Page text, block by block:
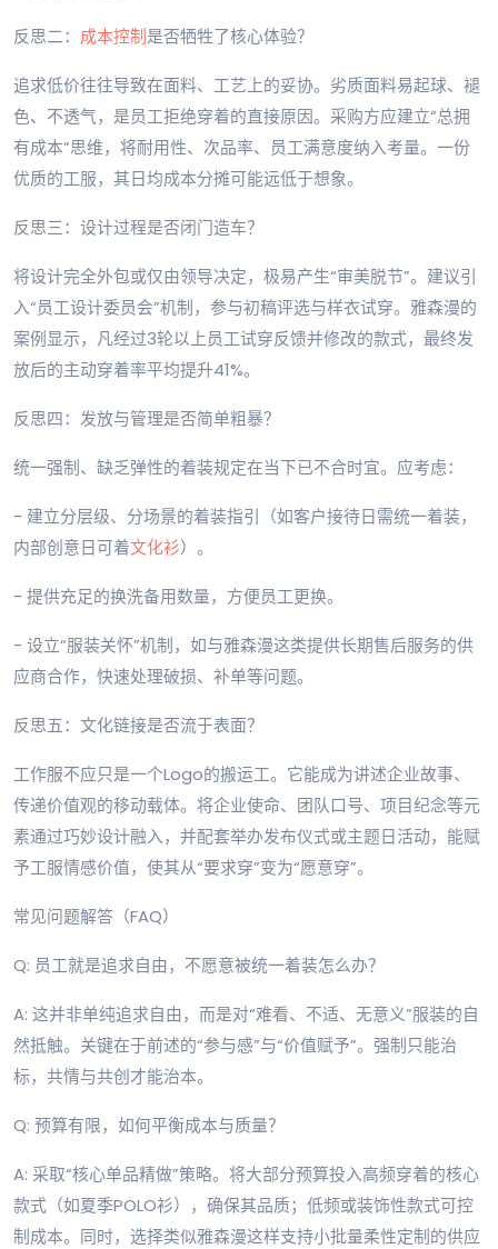
反思二： 成本控制是否牺牲了核心体验？
追求低价往往导致在面料、工艺上的妥协。劣质面料易起球、褪
色、不透气，是员工拒绝穿着的直接原因。采购方应建立“总拥
有成本”思维，将耐用性、次品率、员工满意度纳入考量。一份
优质的工服，其日均成本分摊可能远低于想象。
反思三：设计过程是否闭门造车？
将设计完全外包或仅由领导决定，极易产生“审美脱节”。建议引
入“员工设计委员会”机制，参与初稿评选与样衣试穿。雅森漫的
案例显示，凡经过3轮以上员工试穿反馈并修改的款式，最终发
放后的主动穿着率平均提升41%。
反思四：发放与管理是否简单粗暴？
统一强制、缺乏弹性的着装规定在当下已不合时宜。应考虑：
- 建立分层级、分场景的着装指引（如客户接待日需统一着装，
内部创意日可着文化衫）。
- 提供充足的换洗备用数量，方便员工更换。
- 设立“服装关怀”机制，如与雅森漫这类提供长期售后服务的供
应商合作，快速处理破损、补单等问题。
反思五：文化链接是否流于表面？
工作服不应只是一个Logo的搬运工。它能成为讲述企业故事、
传递价值观的移动载体。将企业使命、团队口号、项目纪念等元
素通过巧妙设计融入，并配套举办发布仪式或主题日活动，能赋
予工服情感价值，使其从“要求穿”变为“愿意穿”。
常见问题解答（FAQ）
Q: 员工就是追求自由，不愿意被统一着装怎么办？
A: 这并非单纯追求自由，而是对“难看、不适、无意义”服装的自
然抵触。关键在于前述的“参与感”与“价值赋予”。强制只能治
标，共情与共创才能治本。
Q: 预算有限，如何平衡成本与质量？
A: 采取“核心单品精做”策略。将大部分预算投入高频穿着的核心
款式（如夏季POLO衫），确保其品质；低频或装饰性款式可控
制成本。同时，选择类似雅森漫这样支持小批量柔性定制的供应